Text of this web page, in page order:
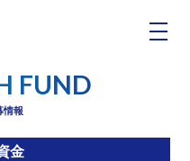
FUND
情報
金